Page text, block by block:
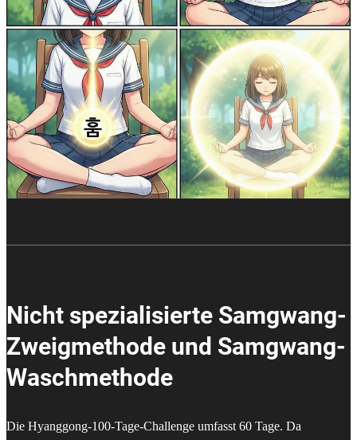
Nicht spezialisierte Samgwang-
Zweigmethode und Samgwang-
Waschmethode
Die Hyanggong-100-Tage-Challenge umfasst 60 Tage. Da